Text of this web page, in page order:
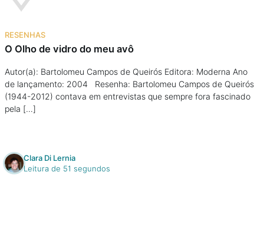
RESENHAS
O Olho de vidro do meu avô
Autor(a): Bartolomeu Campos de Queirós Editora: Moderna Ano
de lançamento: 2004 Resenha: Bartolomeu Campos de Queirós
(1944-2012) contava em entrevistas que sempre fora fascinado
pela […]
Clara Di Lernia
Leitura de 51 segundos